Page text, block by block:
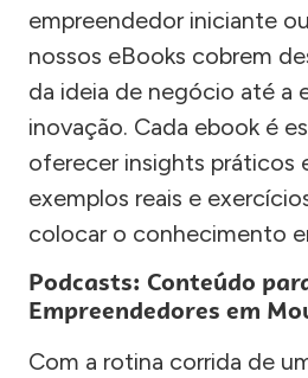
empreendedor iniciante
nossos eBooks cobrem
da ideia de negócio até a
inovação. Cada ebook é
oferecer insights práticos
exemplos reais e
colocar o conhecimento
Podcasts: Conteúdo
Empreendedores em
Com a rotina corrida de